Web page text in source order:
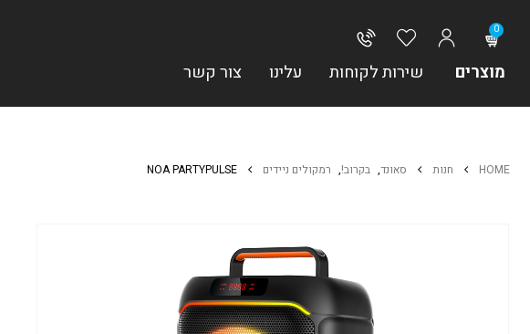
0
מוצרים שירות לקוחות עלינו צור קשר
HOME חנות סאונד, בקרוב!, רמקולים ניידים NOA PARTYPULSE